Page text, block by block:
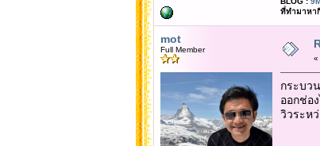
ที่ทำมาหา
mot
Full Member
«
กระบว
ออกช่อ
วิวระห